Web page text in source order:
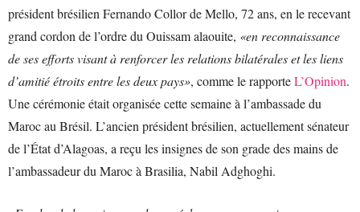
président brésilien Fernando Collor de Mello, 72 ans, en le recevant
grand cordon de l’ordre du Ouissam alaouite, «en reconnaissance
de ses efforts visant à renforcer les relations bilatérales et les liens
d’amitié étroits entre les deux pays», comme le rapporteL’Opinion.
Une cérémonie était organisée cette semaine à l’ambassade du
Maroc au Brésil. L’ancien président brésilien, actuellement sénateur
de l’État d’Alagoas, a reçu les insignes de son grade des mains de
l’ambassadeur du Maroc à Brasilia, Nabil Adghoghi.